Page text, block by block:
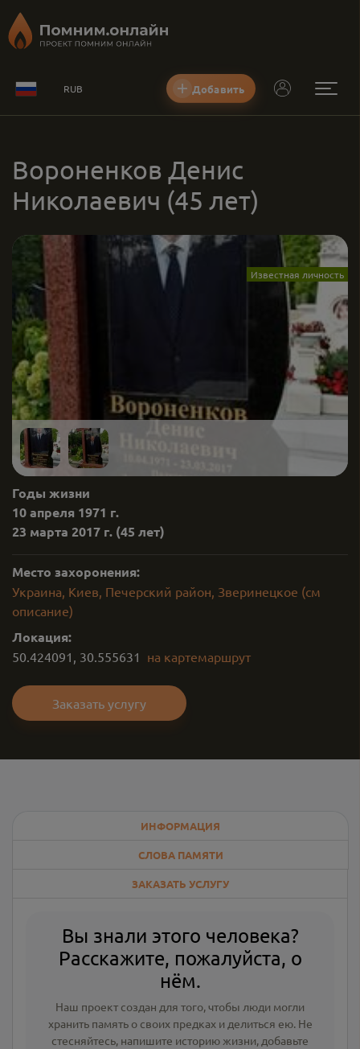
RUB Добавить
Вороненков Денис
Николаевич (45 лет)
Известная личность
Годы жизни
10 апреля 1971 г.
23 марта 2017 г. (45 лет)
Место захоронения:
Украина, Киев, Печерский район, Зверинецкое (см
описание)
Локация:
50.424091 , 30.555631 на картемаршрут
Заказать услугу
ИНФОРМАЦИЯ
СЛОВА ПАМЯТИ
ЗАКАЗАТЬ УСЛУГУ
Вы знали этого человека?
Расскажите, пожалуйста, о
нём.
Наш проект создан для того, чтобы люди могли
хранить память о своих предках и делиться ею. Не
стесняйтесь, напишите историю жизни, добавьте